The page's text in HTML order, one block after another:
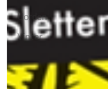
Uorden
Vinter